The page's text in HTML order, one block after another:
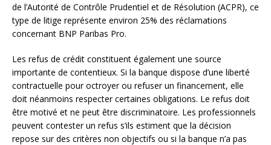
de l’Autorité de Contrôle Prudentiel et de Résolution (ACPR), ce
type de litige représente environ 25% des réclamations
concernant BNP Paribas Pro.
Les refus de crédit constituent également une source
importante de contentieux. Si la banque dispose d’une liberté
contractuelle pour octroyer ou refuser un financement, elle
doit néanmoins respecter certaines obligations. Le refus doit
être motivé et ne peut être discriminatoire. Les professionnels
peuvent contester un refus s’ils estiment que la décision
repose sur des critères non objectifs ou si la banque n’a pas